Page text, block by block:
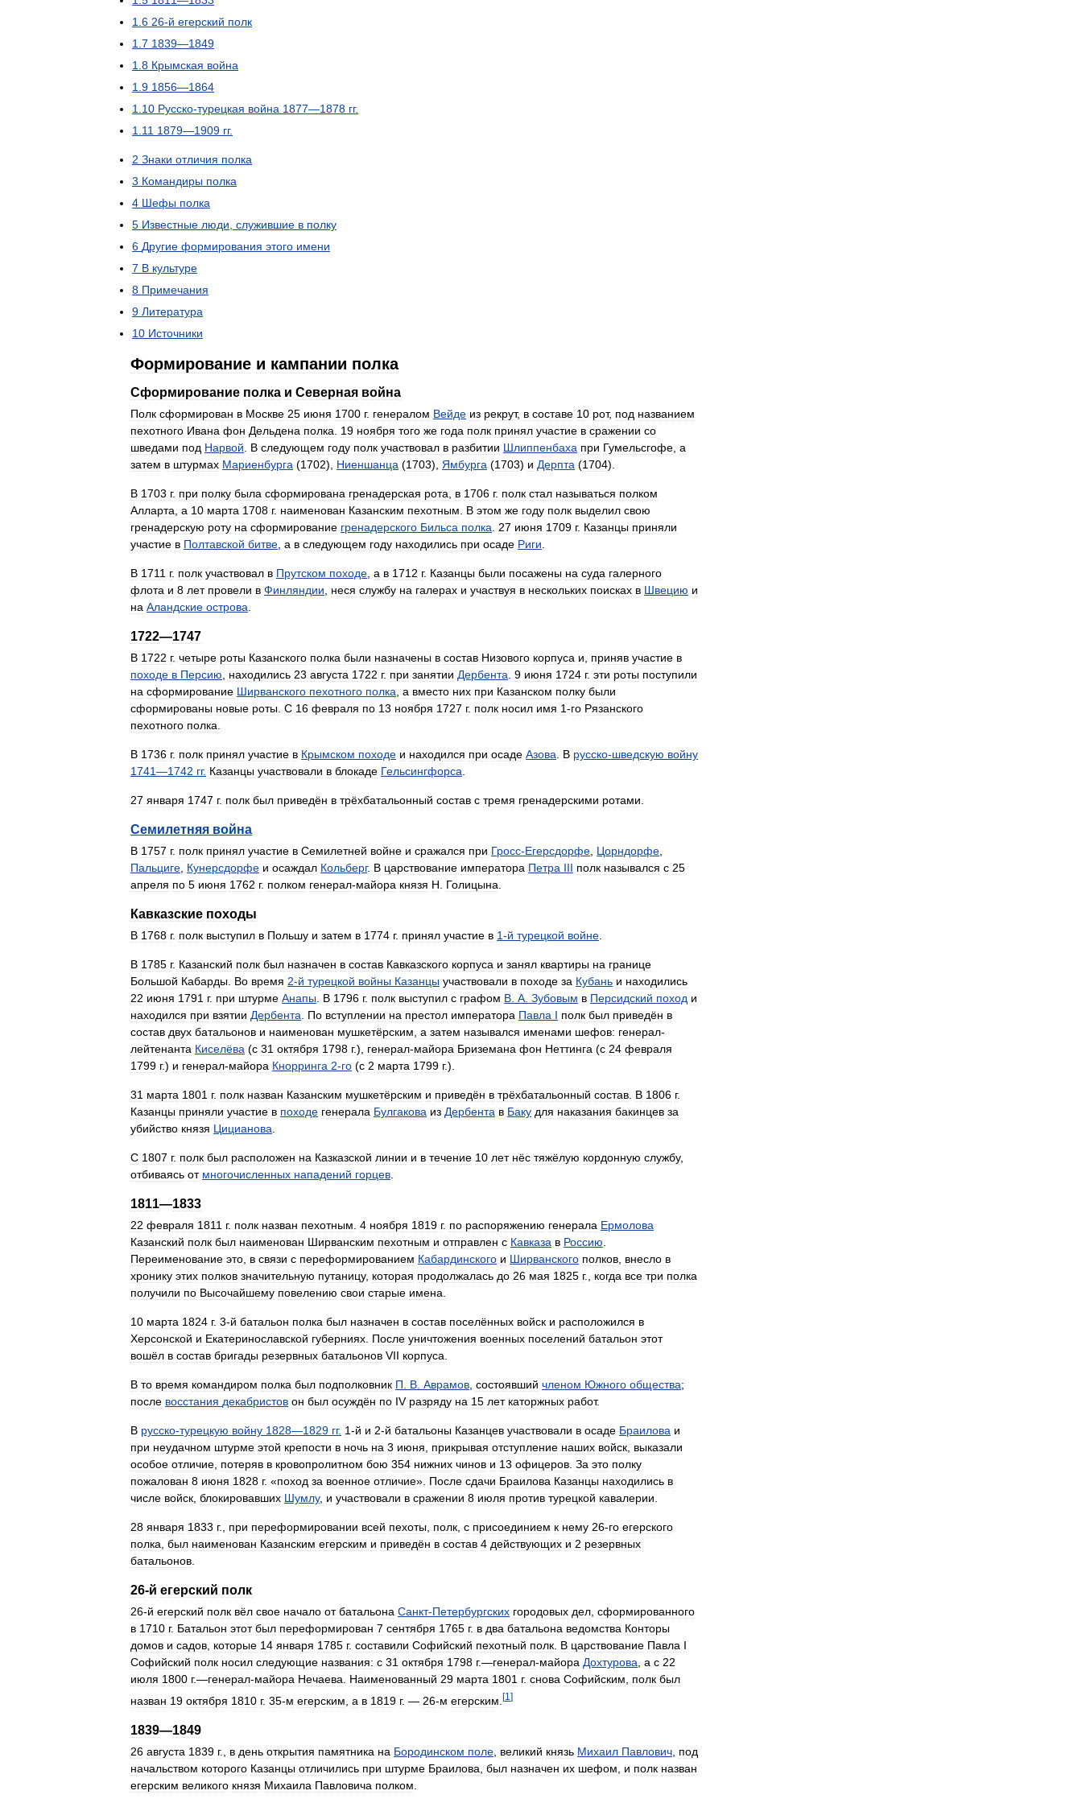
1 6 26-й егерский полк
1 7 1839—1849
1 8 Крымская война
1 9 1856—1864
1 10 Русско-турецкая война 1877—1878 гг.
1 11 1879—1909 гг.
2 Знаки отличия полка
3 Командиры полка
4 Шефы полка
5 Известные люди служившие в полку
6 Другие формирования этого имени
7 В культуре
8 Примечания
9 Литература
10 Источники
Формирование и кампании полка
Сформирование полка и Северная война
Полк сформирован в Москве 25 июня 1700 г. генералом Вейде из рекрут, в составе 10 рот, под названием
пехотного Ивана фон Дельдена полка 19 ноября того же года полк принял участие в сражении со
шведами под Нарвой В следующем году полк участвовал в разбитии Шлиппенбаха при Гумельсгофе а
затем в штурмах Мариенбурга (1702), Ниеншанца (1703), Ямбурга (1703) и Дерпта (1704).
В 1703 г. при полку была сформирована гренадерская рота в 1706 г. полк стал называться полком
Алларта а 10 марта 1708 г. наименован Казанским пехотным В этом же году полк выделил свою
гренадерскую роту на сформирование гренадерского Бильса полка 27 июня 1709 г. Казанцы приняли
участие в Полтавской битве а в следующем году находились при осаде Риги
В 1711 г. полк участвовал в Прутском походе а в 1712 г. Казанцы были посажены на суда галерного
флота и 8 лет провели в Финляндии неся службу на галерах и участвуя в нескольких поисках в Швецию и
на Аландские острова
1722—1747
В 1722 г. четыре роты Казанского полка были назначены в состав Низового корпуса и приняв участие в
походе в Персию находились 23 августа 1722 г. при занятии Дербента 9 июня 1724 г. эти роты поступили
на сформирование Ширванского пехотного полка а вместо них при Казанском полку были
сформированы новые роты С 16 февраля по 13 ноября 1727 г. полк носил имя 1-го Рязанского
пехотного полка
В 1736 г. полк принял участие в Крымском походе и находился при осаде Азова В русско-шведскую войну
1741—1742 гг. Казанцы участвовали в блокаде Гельсингфорса
27 января 1747 г. полк был приведён в трёхбатальонный состав с тремя гренадерскими ротами
Семилетняя война
В 1757 г. полк принял участие в Семилетней войне и сражался при Гросс-Егерсдорфе Цорндорфе
Пальциге Кунерсдорфе и осаждал Кольберг. В царствование императора Петра III полк назывался с 25
апреля по 5 июня 1762 г. полком генерал-майора князя Н Голицына
Кавказские походы
В 1768 г. полк выступил в Польшу и затем в 1774 г. принял участие в 1-й турецкой войне
В 1785 г. Казанский полк был назначен в состав Кавказского корпуса и занял квартиры на границе
Большой Кабарды Во время 2-й турецкой войны Казанцы участвовали в походе за Кубань и находились
22 июня 1791 г. при штурме Анапы В 1796 г. полк выступил с графом В А Зубовым в Персидский поход и
находился при взятии Дербента По вступлении на престол императора Павла I полк был приведён в
состав двух батальонов и наименован мушкетёрским а затем назывался именами шефов: генерал-
лейтенанта Киселёва (с 31 октября 1798 г.), генерал-майора Бриземана фон Неттинга (с 24 февраля
1799 г.) и генерал-майора Кнорринга 2-го (с 2 марта 1799 г.).
31 марта 1801 г. полк назван Казанским мушкетёрским и приведён в трёхбатальонный состав В 1806 г.
Казанцы приняли участие в походе генерала Булгакова из Дербента в Баку для наказания бакинцев за
убийство князя Цицианова
С 1807 г. полк был расположен на Казказской линии и в течение 10 лет нёс тяжёлую кордонную службу,
отбиваясь от многочисленных нападений горцев
1811—1833
22 февраля 1811 г. полк назван пехотным 4 ноября 1819 г. по распоряжению генерала Ермолова
Казанский полк был наименован Ширванским пехотным и отправлен с Кавказа в Россию
Переименование это в связи с переформированием Кабардинского и Ширванского полков внесло в
хронику этих полков значительную путаницу, которая продолжалась до 26 мая 1825 г., когда все три полка
получили по Высочайшему повелению свои старые имена
10 марта 1824 г. 3-й батальон полка был назначен в состав поселённых войск и расположился в
Херсонской и Екатеринославской губерниях После уничтожения военных поселений батальон этот
вошёл в состав бригады резервных батальонов VII корпуса
В то время командиром полка был подполковник П В Аврамов состоявший членом Южного общества;
после восстания декабристов он был осуждён по IV разряду на 15 лет каторжных работ.
В русско-турецкую войну 1828—1829 гг. 1-й и 2-й батальоны Казанцев участвовали в осаде Браилова и
при неудачном штурме этой крепости в ночь на 3 июня прикрывая отступление наших войск выказали
особое отличие потеряв в кровопролитном бою 354 нижних чинов и 13 офицеров За это полку
пожалован 8 июня 1828 г. «поход за военное отличие». После сдачи Браилова Казанцы находились в
числе войск блокировавших Шумлу, и участвовали в сражении 8 июля против турецкой кавалерии
28 января 1833 г., при переформировании всей пехоты полк с присоединием к нему 26-го егерского
полка был наименован Казанским егерским и приведён в состав 4 действующих и 2 резервных
батальонов
26-й егерский полк
26-й егерский полк вёл свое начало от батальона Санкт-Петербургских городовых дел сформированного
в 1710 г. Батальон этот был переформирован 7 сентября 1765 г. в два батальона ведомства Конторы
домов и садов которые 14 января 1785 г. составили Софийский пехотный полк В царствование Павла I
Софийский полк носил следующие названия: с 31 октября 1798 г.—генерал-майора Дохтурова а с 22
июля 1800 г.—генерал-майора Нечаева Наименованный 29 марта 1801 г. снова Софийским полк был
назван 19 октября 1810 г. 35-м егерским а в 1819 г. — 26-м егерским [1 ]
1839—1849
26 августа 1839 г., в день открытия памятника на Бородинском поле великий князь Михаил Павлович под
начальством которого Казанцы отличились при штурме Браилова был назначен их шефом и полк назван
егерским великого князя Михаила Павловича полком